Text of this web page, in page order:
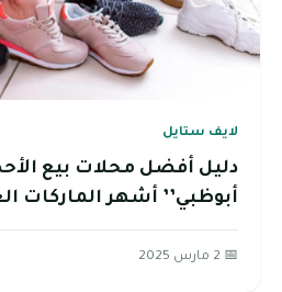
لايف ستايل
دليل أفضل محلات بيع
أبوظبي’’ أشهر الماركات
📅 2 مارس 2025